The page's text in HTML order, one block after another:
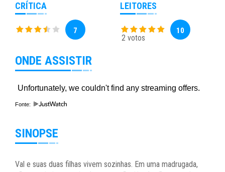
CRÍTICA
7
LEITORES
2 votos
10
ONDE ASSISTIR
Fonte:
SINOPSE
Val e suas duas filhas vivem sozinhas. Em uma madrugada,